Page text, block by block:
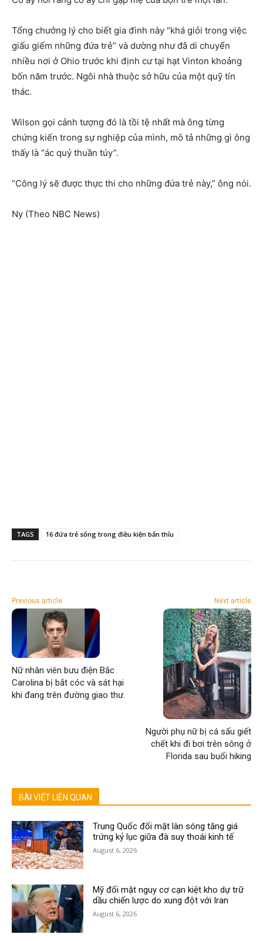
Tổng chưởng lý cho biết gia đình này “khá giỏi trong việc
giấu giếm những đứa trẻ” và dường như đã di chuyển
nhiều nơi ở Ohio trước khi định cư tại hạt Vinton khoảng
bốn năm trước. Ngôi nhà thuộc sở hữu của một quỹ tín
thác.
Wilson gọi cảnh tượng đó là tồi tệ nhất mà ông từng
chứng kiến ​​trong sự nghiệp của mình, mô tả những gì ông
thấy là “ác quỷ thuần túy”.
“Công lý sẽ được thực thi cho những đứa trẻ này,” ông nói.
Ny (Theo NBC News)
TAGS 16 đứa trẻ sống trong điều kiện bẩn thỉu
Previous article
Nữ nhân viên bưu điện Bắc
Carolina bị bắt cóc và sát hại
khi đang trên đường giao thư.
Next article
Người phụ nữ bị cá sấu giết
chết khi đi bơi trên sông ở
Florida sau buổi hiking
BÀI VIẾT LIÊN QUAN
Trung Quốc đối mặt làn sóng tăng giá
trứng kỷ lục giữa đà suy thoái kinh tế
August 6, 2026
Mỹ đối mặt nguy cơ cạn kiệt kho dự trữ
dầu chiến lược do xung đột với Iran
August 6, 2026